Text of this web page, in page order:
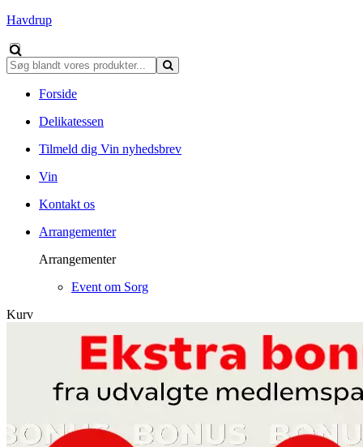
Havdrup
Forside
Delikatessen
Tilmeld dig Vin nyhedsbrev
Vin
Kontakt os
Arrangementer
Arrangementer
Event om Sorg
Kurv